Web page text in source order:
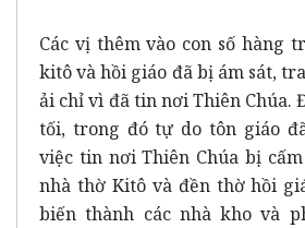
Các vị thêm vào con số hàng
kitô và hồi giáo đã bị ám sát,
ải chỉ vì đã tin nơi Thiên Chúa.
tối, trong đó tự do tôn giáo
việc tin nơi Thiên Chúa bị
nhà thờ Kitô và đền thờ hồi
biến thành các nhà kho và